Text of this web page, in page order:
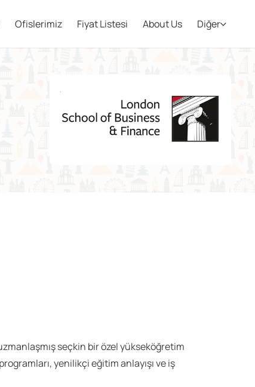
Ofislerimiz Fiyat Listesi About Us Diğer
seçkin bir özel yükseköğretim
yenilikçi eğitim anlayışı ve iş